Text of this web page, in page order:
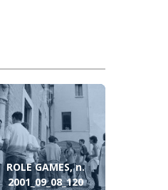
ROLE GAMES, n.
2001_09_08_120